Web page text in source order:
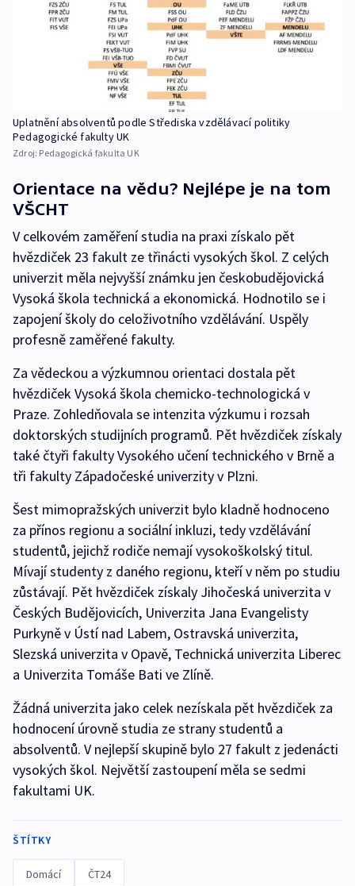
Uplatnění absolventů podle Střediska vzdělávací politiky
Pedagogické fakulty UK
Zdroj: Pedagogická fakulta UK
Orientace na vědu? Nejlépe je na tom
VŠCHT
V celkovém zaměření studia na praxi získalo pět
hvězdiček 23 fakult ze třinácti vysokých škol. Z celých
univerzit měla nejvyšší známku jen českobudějovická
Vysoká škola technická a ekonomická. Hodnotilo se i
zapojení školy do celoživotního vzdělávání. Uspěly
profesně zaměřené fakulty.
Za vědeckou a výzkumnou orientaci dostala pět
hvězdiček Vysoká škola chemicko-technologická v
Praze. Zohledňovala se intenzita výzkumu i rozsah
doktorských studijních programů. Pět hvězdiček získaly
také čtyři fakulty Vysokého učení technického v Brně a
tři fakulty Západočeské univerzity v Plzni.
Šest mimopražských univerzit bylo kladně hodnoceno
za přínos regionu a sociální inkluzi, tedy vzdělávání
studentů, jejichž rodiče nemají vysokoškolský titul.
Mívají studenty z daného regionu, kteří v něm po studiu
zůstávají. Pět hvězdiček získaly Jihočeská univerzita v
Českých Budějovicích, Univerzita Jana Evangelisty
Purkyně v Ústí nad Labem, Ostravská univerzita,
Slezská univerzita v Opavě, Technická univerzita Liberec
a Univerzita Tomáše Bati ve Zlíně.
Žádná univerzita jako celek nezískala pět hvězdiček za
hodnocení úrovně studia ze strany studentů a
absolventů. V nejlepší skupině bylo 27 fakult z jedenácti
vysokých škol. Největší zastoupení měla se sedmi
fakultami UK.
ŠTÍTKY
Domácí ČT24